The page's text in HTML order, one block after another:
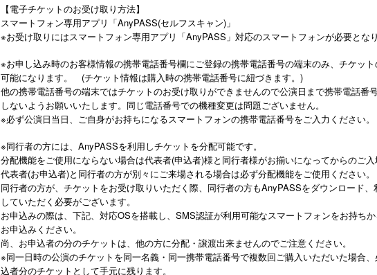
【電子チケットのお受け取り方法】
スマートフォン専用アプリ「AnyPASS(セルフスキャン)」
※お受け取りにはスマートフォン専用アプリ「AnyPASS」対応のスマートフォンが必要となり
※お申し込み時のお客様情報の携帯電話番号欄にご登録の携帯電話番号の端末のみ、チケッ
可能になります。 (チケット情報は購入時の携帯電話番号に紐づきます。)
他の携帯電話番号の端末ではチケットのお受け取りができませんので公演日まで携帯電話番
しないようお願いいたします。同じ電話番号での機種変更は問題ございません。
※必ず公演日当日、ご自身がお持ちになるスマートフォンの携帯電話番号をご入力ください。
※同行者の方には、AnyPASSを利用しチケットを分配可能です。
分配機能をご使用にならない場合は代表者(申込者)様と同行者様がお揃いになってからのご入
代表者(お申込者)と同行者の方が別々にご来場される場合は必ず分配機能をご使用ください。
同行者の方が、チケットをお受け取りいただく際、同行者の方もAnyPASSをダウンロード、
していただく必要がございます。
お申込みの際は、下記、対応OSを搭載し、SMS認証が利用可能なスマートフォンをお持ちか
お申込みください。
尚、お申込者の分のチケットは、他の方に分配・譲渡出来ませんのでご注意ください。
※同一日時の公演のチケットを同一名義・同一携帯電話番号で複数回ご購入いただいた場合
込者分のチケットとして手元に残ります。